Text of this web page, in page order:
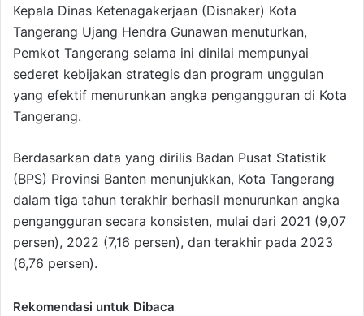
Kepala Dinas Ketenagakerjaan (Disnaker) Kota
Tangerang Ujang Hendra Gunawan menuturkan,
Pemkot Tangerang selama ini dinilai mempunyai
sederet kebijakan strategis dan program unggulan
yang efektif menurunkan angka pengangguran di Kota
Tangerang.
Berdasarkan data yang dirilis Badan Pusat Statistik
(BPS) Provinsi Banten menunjukkan, Kota Tangerang
dalam tiga tahun terakhir berhasil menurunkan angka
pengangguran secara konsisten, mulai dari 2021 (9,07
persen), 2022 (7,16 persen), dan terakhir pada 2023
(6,76 persen).
Rekomendasi untuk Dibaca